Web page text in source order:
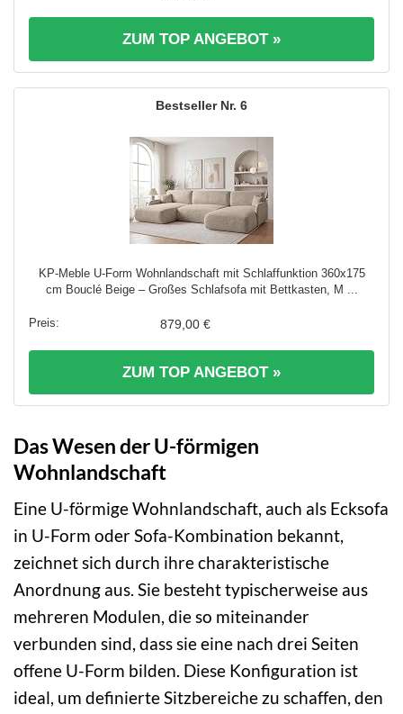
ZUM TOP ANGEBOT »
6
KP-Meble U-Form Wohnlandschaft mit Schlaffunktion 360x175
cm Bouclé Beige – Großes Schlafsofa mit Bettkasten, M ...
879,00 €
ZUM TOP ANGEBOT »
Das Wesen der U-förmigen
Wohnlandschaft
Eine U-förmige Wohnlandschaft, auch als Ecksofa
in U-Form oder Sofa-Kombination bekannt,
zeichnet sich durch ihre charakteristische
Anordnung aus. Sie besteht typischerweise aus
mehreren Modulen, die so miteinander
verbunden sind, dass sie eine nach drei Seiten
offene U-Form bilden. Diese Konfiguration ist
ideal, um definierte Sitzbereiche zu schaffen, den